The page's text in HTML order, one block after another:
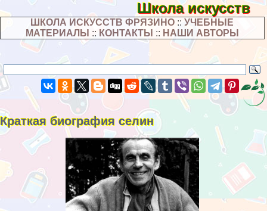
Школа искусств
ШКОЛА ИСКУССТВ ФРЯЗИНО ::УЧЕБНЫЕ
МАТЕРИАЛЫ :: КОНТАКТЫ :: НАШИ АВТОРЫ
Краткая биография селин